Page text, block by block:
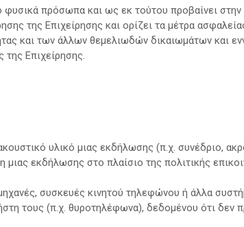
φυσικά πρόσωπα και ως εκ τούτου προβαίνει
της Επιχείρησης και ορίζει τα μέτρα
και των άλλων θεμελιωδών δικαιωμάτων και
Επιχείρησης.
υλικό μιας εκδήλωσης (π.χ. συνέδριο,
εκδήλωσης στο πλαίσιο της πολιτικής
συσκευές κινητού τηλεφώνου ή άλλα
τους (π.χ. θυροτηλέφωνα), δεδομένου ότι δεν